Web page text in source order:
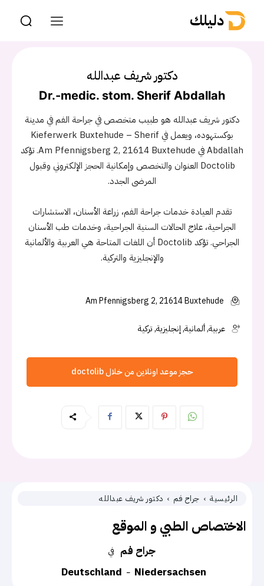
دليلك
الرئيسية جراح فم دكتور شريف عبدالله
الاختصاص الطبي و الموقع
في جراح فم
Deutschland
Niedersachsen
دكتور شريف عبدالله
Dr.-medic. stom. Sherif Abdallah
دكتور شريف عبدالله هو طبيب متخصص في جراحة الفم في مدينة
بوكستهوده، ويعمل في Kieferwerk Buxtehude – Sherif
Abdallah في Am Pfennigsberg 2, 21614 Buxtehude. تؤكد
Doctolib العنوان والتخصص وإمكانية الحجز الإلكتروني وقبول
المرضى الجدد.
تقدم العيادة خدمات جراحة الفم، زراعة الأسنان، الاستشارات
الجراحية، علاج الحالات السنية الجراحية، وخدمات طب الأسنان
الجراحي. تؤكد Doctolib أن اللغات المتاحة هي العربية والألمانية
والإنجليزية والتركية.
Am Pfennigsberg 2, 21614 Buxtehude
عربية, ألمانية, إنجليزية, تركية
حجز موعد اونلاين من خلال doctolib